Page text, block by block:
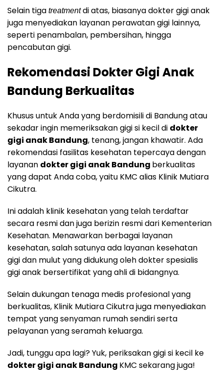
Selain tiga treatmentdi atas, biasanya dokter gigi anak
juga menyediakan layanan perawatan gigi lainnya,
seperti penambalan, pembersihan, hingga
pencabutan gigi.
Rekomendasi Dokter Gigi Anak
Bandung Berkualitas
Khusus untuk Anda yang berdomisili di Bandung atau
sekadar ingin memeriksakan gigi si kecil di dokter
gigi anak Bandung, tenang, jangan khawatir. Ada
rekomendasi fasilitas kesehatan tepercaya dengan
layanan dokter gigi anak Bandung berkualitas
yang dapat Anda coba, yaitu KMC alias Klinik Mutiara
Cikutra.
Ini adalah klinik kesehatan yang telah terdaftar
secara resmi dan juga berizin resmi dari Kementerian
Kesehatan. Menawarkan berbagai layanan
kesehatan, salah satunya ada layanan kesehatan
gigi dan mulut yang didukung oleh dokter spesialis
gigi anak bersertifikat yang ahli di bidangnya.
Selain dukungan tenaga medis profesional yang
berkualitas, Klinik Mutiara Cikutra juga menyediakan
tempat yang senyaman rumah sendiri serta
pelayanan yang seramah keluarga.
Jadi, tunggu apa lagi? Yuk, periksakan gigi si kecil ke
dokter gigi anak Bandung KMC sekarang juga!